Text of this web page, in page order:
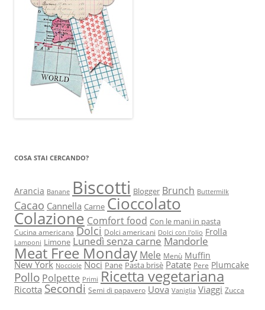
COSA STAI CERCANDO?
Arancia Banane Biscotti Blogger Brunch Buttermilk
Cacao Cannella Carne Cioccolato
Colazione Comfort food Con le mani in pasta
Cucina americana Dolci Dolci americani Dolci con l'olio Frolla
Lamponi Limone Lunedì senza carne Mandorle
Meat Free Monday Mele Menù Muffin
New York Nocciole Noci Pane Pasta brisè Patate Pere Plumcake
Pollo Polpette Primi Ricetta vegetariana
Ricotta Secondi Semi di papavero Uova Vaniglia Viaggi Zucca